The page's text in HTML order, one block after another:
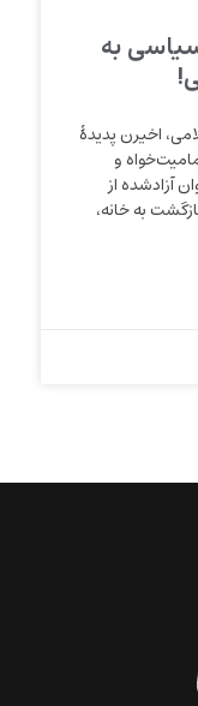
به
اخیرن پدیدۀ
و
آزاد‌شده از
به خانه،